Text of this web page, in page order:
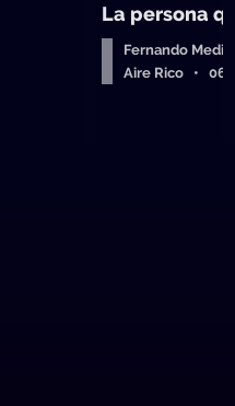
La persona
Fernando
Aire Rico •